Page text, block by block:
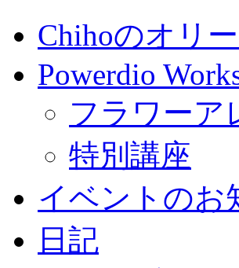
Chihoのオリ
Powerdio
フラワーア
特別講座
イベントのお
日記